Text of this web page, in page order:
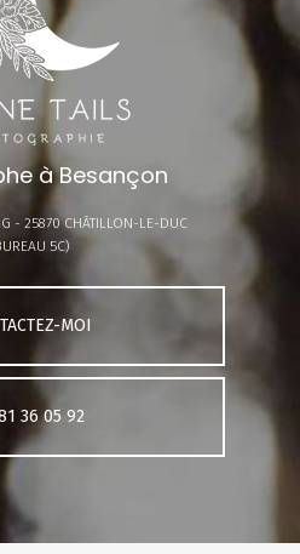
à Besançon
- 25870 CHÂTILLON-LE-DUC
5C)
MOI
36 05 92